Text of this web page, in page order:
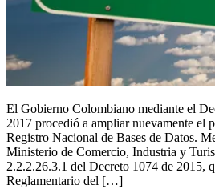
El Gobierno Colombiano mediante el
2017 procedió a ampliar nuevamente el
Registro Nacional de Bases de Datos.
Ministerio de Comercio, Industria y
2.2.2.26.3.1 del Decreto 1074 de 2015,
Reglamentario del […]